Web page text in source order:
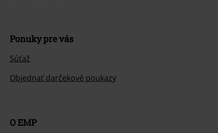
Ponuky pre vás
Súťaž
Objednať darčekové poukazy
O EMP